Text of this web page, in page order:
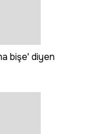
bişe' diyen